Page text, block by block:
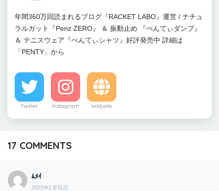
年間360万回読まれるブログ『RACKET LABO』運営 / ナチュ
ラルガット『Penz ZERO』 ＆ 振動止め 『ぺんてぃダンプ』
＆ テニスウェア『ぺんてぃシャツ』好評発売中 詳細は
「PENTY」から
Twitter Instagram Website
17 COMMENTS
ﾑﾒｲ
2023年1月31日